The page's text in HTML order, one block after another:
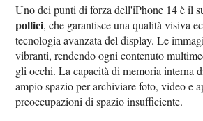
Uno dei punti di forza dell'iPhone 14 è il
pollici, che garantisce una qualità visiva
tecnologia avanzata del display. Le
vibranti, rendendo ogni contenuto
gli occhi. La capacità di memoria interna
ampio spazio per archiviare foto, video e
preoccupazioni di spazio insufficiente.